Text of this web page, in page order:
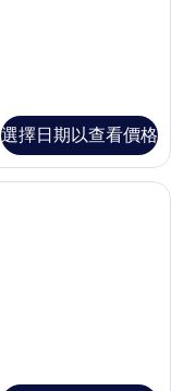
選擇日期以查看價格
浴設備、淋浴花灑、吹